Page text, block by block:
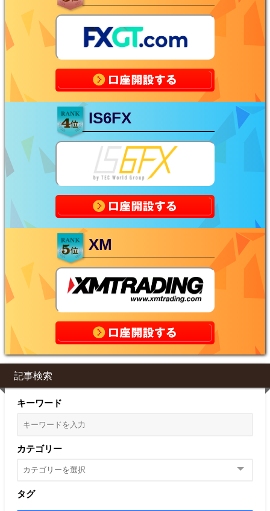
IS6FX
XM
記事検索
キーワード
カテゴリー
タグ